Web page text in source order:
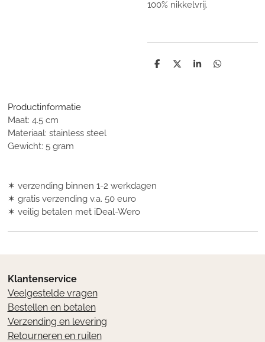
100% nikkelvrij.
D
D
S
D
Productinformatie
Maat: 4.5 cm
Materiaal: stainless steel
Gewicht: 5 gram
✶ verzending binnen 1-2 werkdagen
✶ gratis verzending v.a. 50 euro
✶ veilig betalen met iDeal-Wero
Klantenservice
Veelgestelde vragen
Bestellen en betalen
Verzending en levering
Retourneren en ruilen